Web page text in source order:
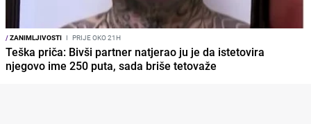
/ZANIMLJIVOSTI I PRIJE OKO 21H
Teška priča: Bivši partner natjerao ju je da istetovira
njegovo ime 250 puta, sada briše tetovaže